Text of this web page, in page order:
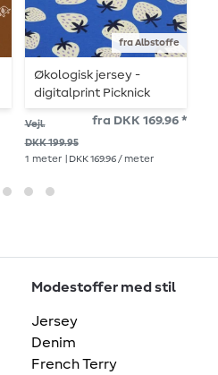
fra Albstoffe
Økologisk jersey -
digitalprint Picknick
Strawberries kongeblå
Vejl.
DKK 199.95
fra DKK 169.96 *
1 meter | DKK 169.96 / meter
Modestoffer med stil
Jersey
Denim
French Terry